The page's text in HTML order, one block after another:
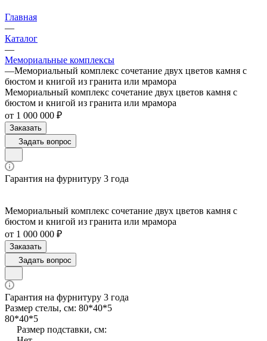
Главная
—
Каталог
—
Мемориальные комплексы
—Мемориальный комплекс сочетание двух цветов камня с
бюстом и книгой из гранита или мрамора
Мемориальный комплекс сочетание двух цветов камня с
бюстом и книгой из гранита или мрамора
от 1 000 000 ₽
Заказать
Задать вопрос
Гарантия на фурнитуру 3 года
Мемориальный комплекс сочетание двух цветов камня с
бюстом и книгой из гранита или мрамора
от 1 000 000 ₽
Заказать
Задать вопрос
Гарантия на фурнитуру 3 года
Размер стелы, см: 80*40*5
80*40*5
Размер подставки, см: